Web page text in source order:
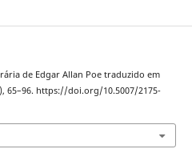
de Edgar Allan Poe traduzido em
65–96. https://doi.org/10.5007/2175-